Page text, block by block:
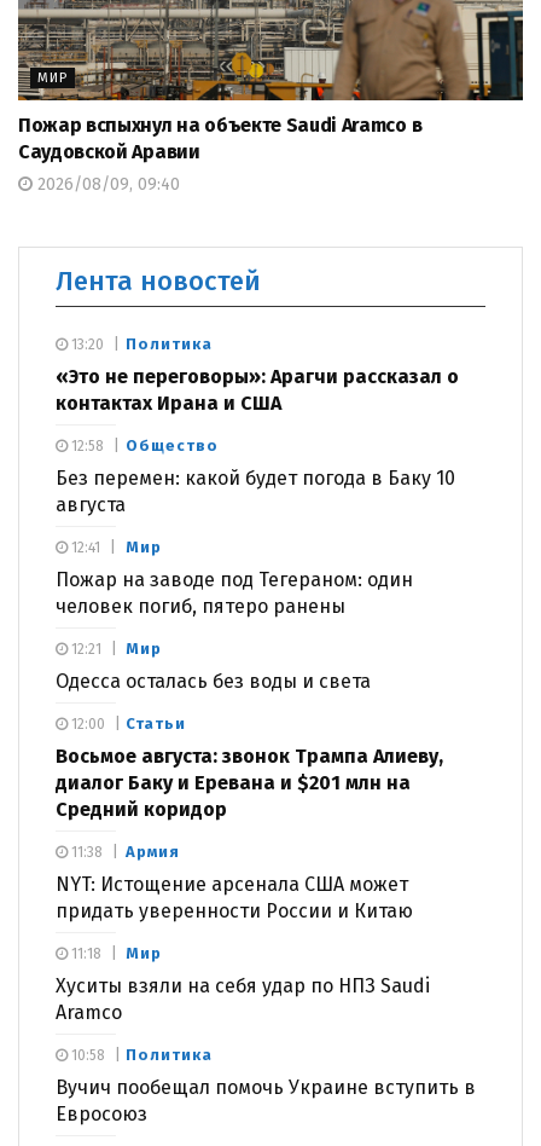
МИР
Пожар вспыхнул на объекте Saudi Aramco в
Саудовской Аравии
2026/08/09, 09:40
Лента новостей
Политика
«Это не переговоры»: Арагчи рассказал о
контактах Ирана и США
13:20
Общество
Без перемен: какой будет погода в Баку 10
августа
12:58
Мир
Пожар на заводе под Тегераном: один
человек погиб, пятеро ранены
12:41
Мир
Одесса осталась без воды и света
12:21
Статьи
Восьмое августа: звонок Трампа Алиеву,
диалог Баку и Еревана и $201 млн на
Средний коридор
12:00
Армия
NYT: Истощение арсенала США может
придать уверенности России и Китаю
11:38
Мир
Хуситы взяли на себя удар по НПЗ Saudi
Aramco
11:18
Политика
Вучич пообещал помочь Украине вступить в
Евросоюз
10:58